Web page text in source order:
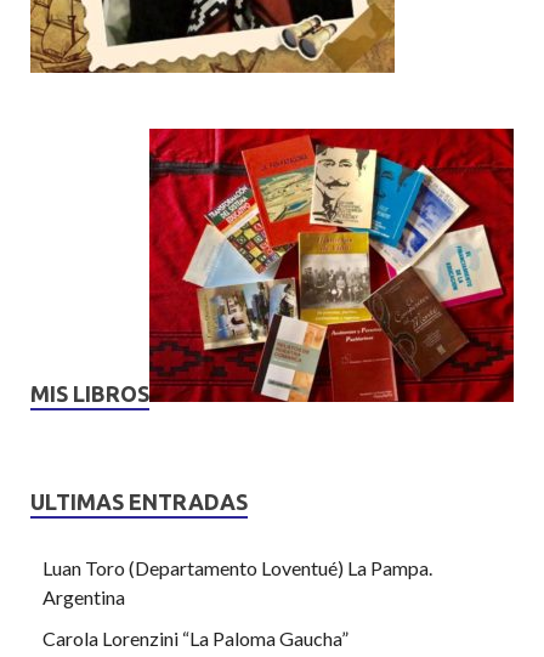
MIS LIBROS
ULTIMAS ENTRADAS
Luan Toro (Departamento Loventué) La Pampa.
Argentina
Carola Lorenzini “La Paloma Gaucha”